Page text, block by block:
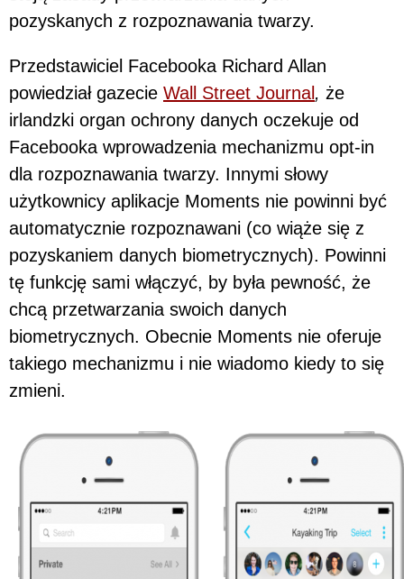
pozyskanych z rozpoznawania twarzy.
Przedstawiciel Facebooka Richard Allan
powiedział gazecie Wall Street Journal , że
irlandzki organ ochrony danych oczekuje od
Facebooka wprowadzenia mechanizmu opt-in
dla rozpoznawania twarzy. Innymi słowy
użytkownicy aplikacje Moments nie powinni być
automatycznie rozpoznawani (co wiąże się z
pozyskaniem danych biometrycznych). Powinni
tę funkcję sami włączyć, by była pewność, że
chcą przetwarzania swoich danych
biometrycznych. Obecnie Moments nie oferuje
takiego mechanizmu i nie wiadomo kiedy to się
zmieni.